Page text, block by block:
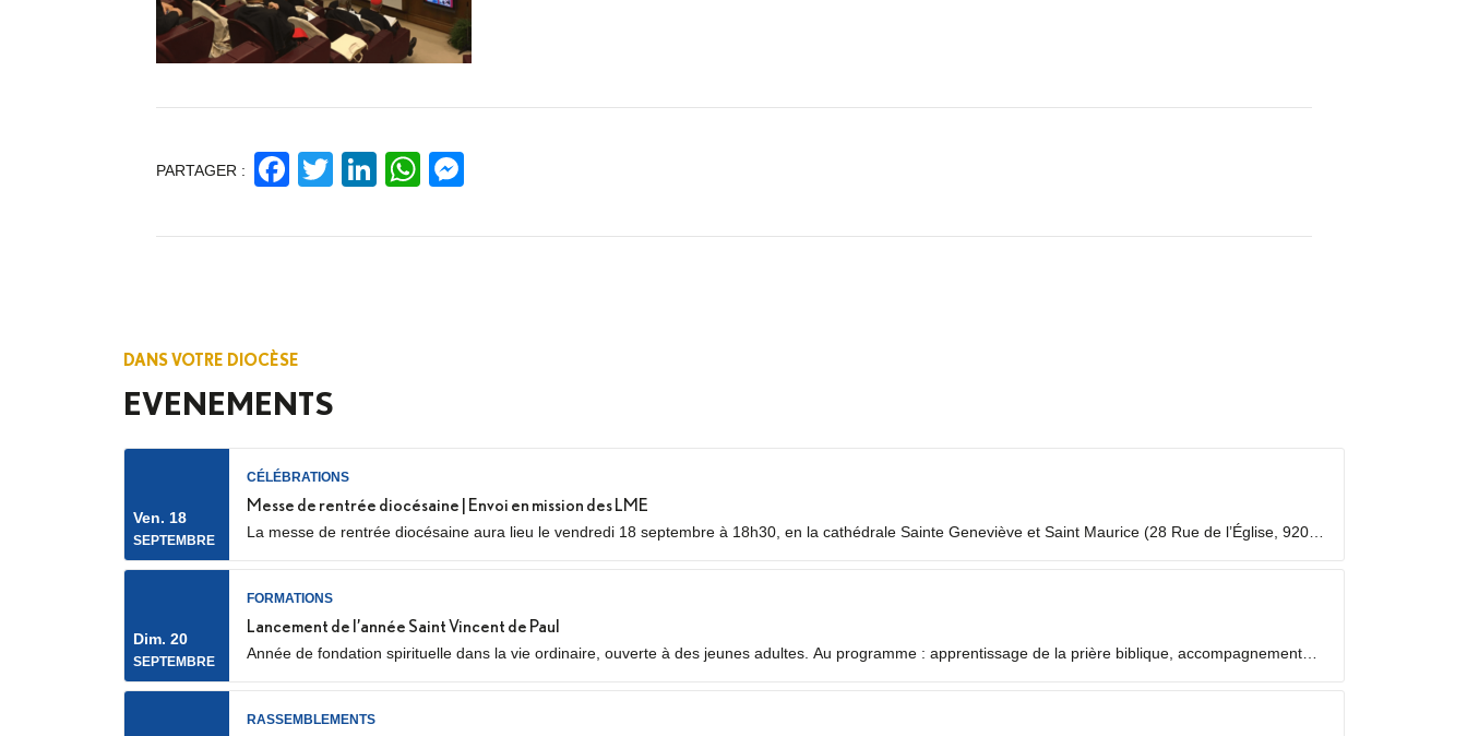
PARTAGER : Facebook
TwitterLinkedIn
WhatsApp
DANS VOTRE DIOCÈSE
EVENEMENTS
Ven. 18
SEPTEMBRE
CÉLÉBRATIONS
Messe de rentrée diocésaine | Envoi en mission des LME
La messe de rentrée diocésaine aura lieu le vendredi 18 septembre à 18h30, en la cathédrale Sainte Geneviève et Saint Maurice (28 Rue de l’Église, 92000
Dim. 20
SEPTEMBRE
FORMATIONS
Lancement de l’année Saint Vincent de Paul
Année de fondation spirituelle dans la vie ordinaire, ouverte à des jeunes adultes. Au programme : apprentissage de la prière biblique, accompagnement
RASSEMBLEMENTS